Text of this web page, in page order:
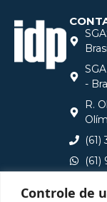
Controle de
-
R.
(61)